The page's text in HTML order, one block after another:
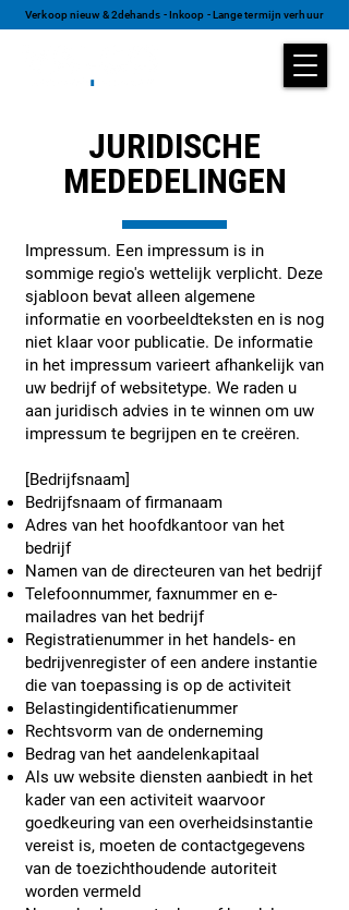
Verkoop nieuw & 2dehands - Inkoop - Lange termijn verhuur
JURIDISCHE
MEDEDELINGEN
Impressum. Een impressum is in
sommige regio's wettelijk verplicht. Deze
sjabloon bevat alleen algemene
informatie en voorbeeldteksten en is nog
niet klaar voor publicatie. De informatie
in het impressum varieert afhankelijk van
uw bedrijf of websitetype. We raden u
aan juridisch advies in te winnen om uw
impressum te begrijpen en te creëren.
[Bedrijfsnaam]
Bedrijfsnaam of firmanaam
Adres van het hoofdkantoor van het
bedrijf
Namen van de directeuren van het bedrijf
Telefoonnummer, faxnummer en e-
mailadres van het bedrijf
Registratienummer in het handels- en
bedrijvenregister of een andere instantie
die van toepassing is op de activiteit
Belastingidentificatienummer
Rechtsvorm van de onderneming
Bedrag van het aandelenkapitaal
Als uw website diensten aanbiedt in het
kader van een activiteit waarvoor
goedkeuring van een overheidsinstantie
vereist is, moeten de contactgegevens
van de toezichthoudende autoriteit
worden vermeld